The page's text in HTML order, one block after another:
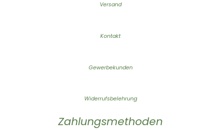
Versand
Kontakt
Gewerbekunden
Widerrufsbelehrung
Zahlungsmethoden